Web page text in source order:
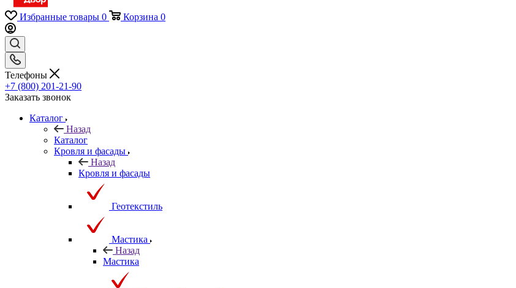
Избранные товары 0 Корзина 0
Телефоны
+7 (800) 201-21-90
Заказать звонок
Каталог
Назад
Каталог
Кровля и фасады
Назад
Кровля и фасады
Геотекстиль
Мастика
Назад
Мастика